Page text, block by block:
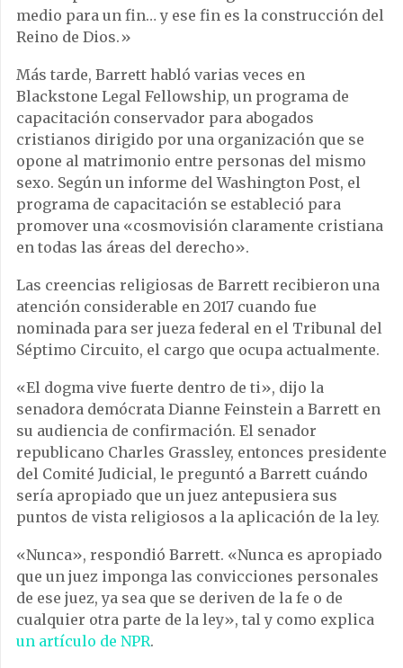
medio para un fin… y ese fin es la construcción del
Reino de Dios.»
Más tarde, Barrett habló varias veces en
Blackstone Legal Fellowship, un programa de
capacitación conservador para abogados
cristianos dirigido por una organización que se
opone al matrimonio entre personas del mismo
sexo. Según un informe del Washington Post, el
programa de capacitación se estableció para
promover una «cosmovisión claramente cristiana
en todas las áreas del derecho».
Las creencias religiosas de Barrett recibieron una
atención considerable en 2017 cuando fue
nominada para ser jueza federal en el Tribunal del
Séptimo Circuito, el cargo que ocupa actualmente.
«El dogma vive fuerte dentro de ti», dijo la
senadora demócrata Dianne Feinstein a Barrett en
su audiencia de confirmación. El senador
republicano Charles Grassley, entonces presidente
del Comité Judicial, le preguntó a Barrett cuándo
sería apropiado que un juez antepusiera sus
puntos de vista religiosos a la aplicación de la ley.
«Nunca», respondió Barrett. «Nunca es apropiado
que un juez imponga las convicciones personales
de ese juez, ya sea que se deriven de la fe o de
cualquier otra parte de la ley», tal y como explica
un artículo de NPR.